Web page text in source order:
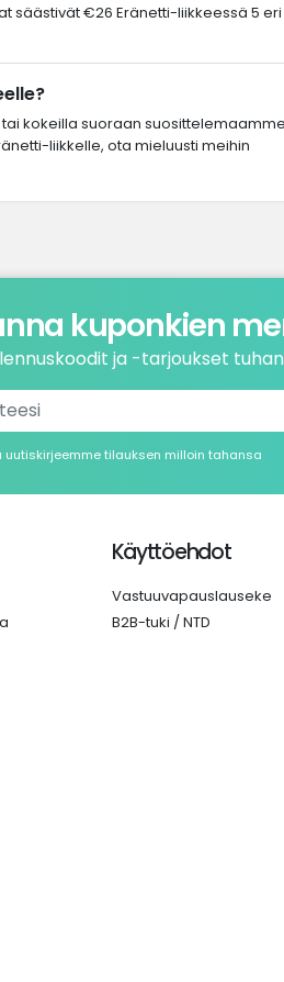
säästivät €26 Eränetti-liikkeessä 5 eri
kokeilla suoraan suosittelemaamme
liikkelle, ota mieluusti meihin
kuponkien
ja -tarjoukset
uutiskirjeemme tilauksen milloin tahansa
Käyttöehdot
Vastuuvapauslauseke
B2B-tuki / NTD